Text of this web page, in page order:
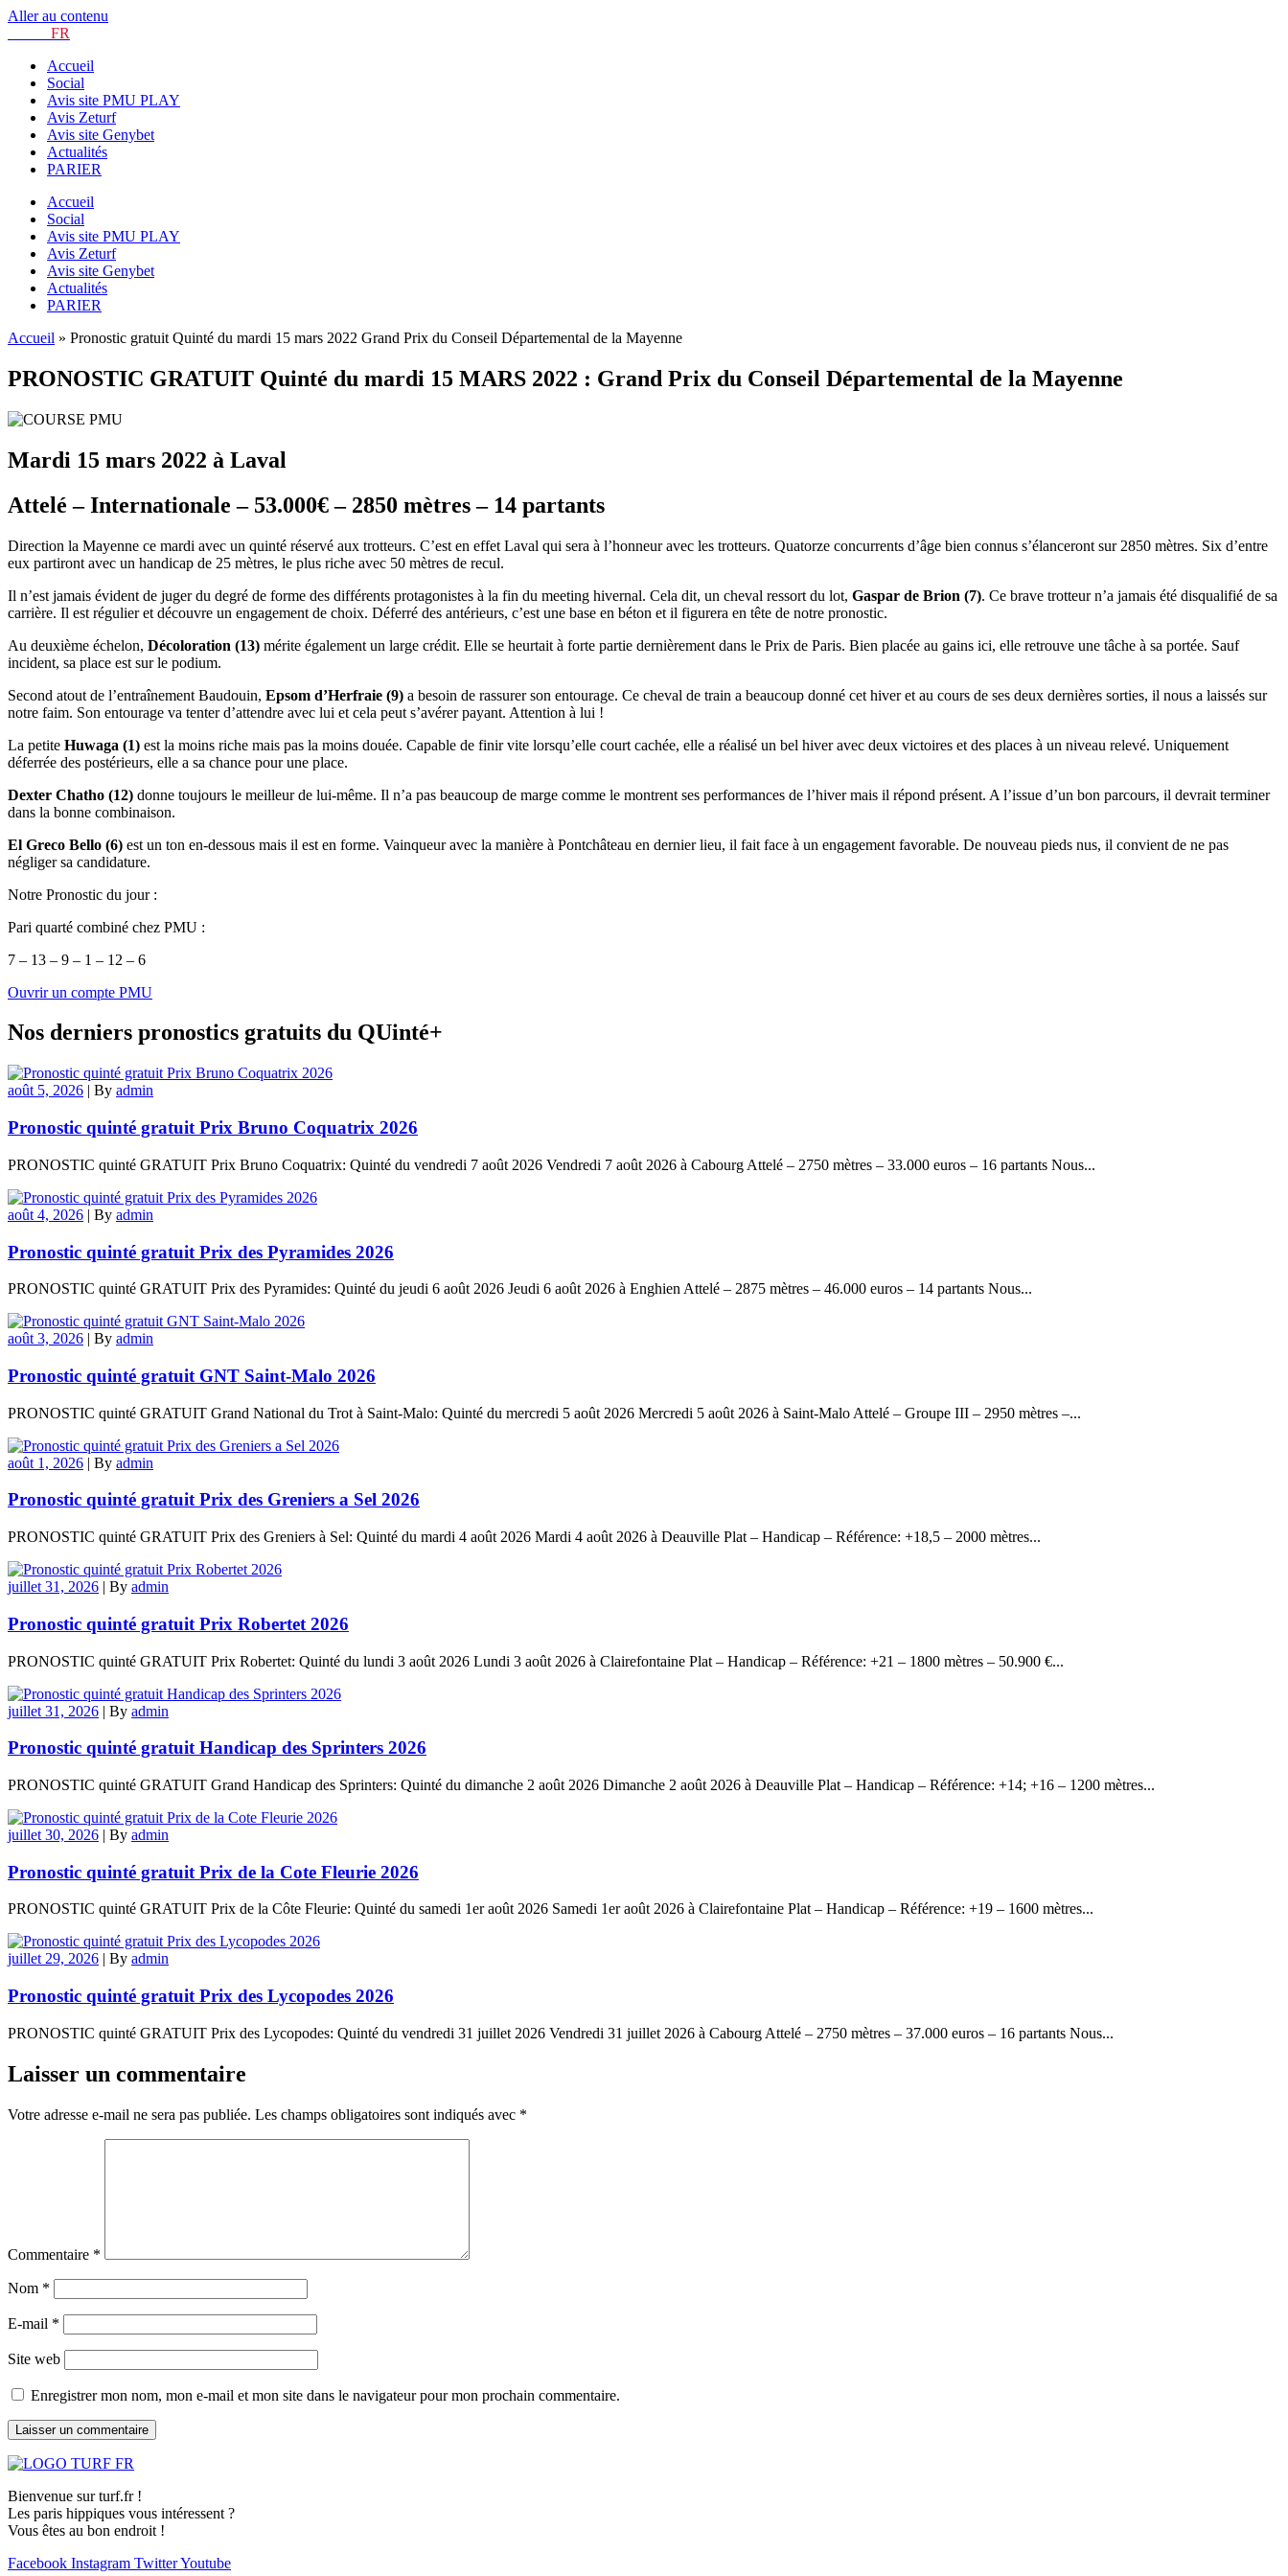
Aller au contenu
FR
Accueil
Social
Avis site PMU PLAY
Avis Zeturf
Avis site Genybet
Actualités
PARIER
Accueil
Social
Avis site PMU PLAY
Avis Zeturf
Avis site Genybet
Actualités
PARIER
Accueil » Pronostic gratuit Quinté du mardi 15 mars 2022 Grand Prix du Conseil Départemental de la Mayenne
PRONOSTIC GRATUIT Quinté du mardi 15 MARS 2022 : Grand Prix du Conseil Départemental de la Mayenne
Mardi 15 mars 2022 à Laval
Attelé – Internationale – 53.000€ – 2850 mètres – 14 partants
Direction la Mayenne ce mardi avec un quinté réservé aux trotteurs. C’est en effet Laval qui sera à l’honneur avec les trotteurs. Quatorze concurrents d’âge bien connus s’élanceront sur 2850 mètres. Six d’entre
eux partiront avec un handicap de 25 mètres, le plus riche avec 50 mètres de recul.
Il n’est jamais évident de juger du degré de forme des différents protagonistes à la fin du meeting hivernal. Cela dit, un cheval ressort du lot, Gaspar de Brion (7). Ce brave trotteur n’a jamais été disqualifié de sa
carrière. Il est régulier et découvre un engagement de choix. Déferré des antérieurs, c’est une base en béton et il figurera en tête de notre pronostic.
Au deuxième échelon, Décoloration (13) mérite également un large crédit. Elle se heurtait à forte partie dernièrement dans le Prix de Paris. Bien placée au gains ici, elle retrouve une tâche à sa portée. Sauf
incident, sa place est sur le podium.
Second atout de l’entraînement Baudouin, Epsom d’Herfraie (9) a besoin de rassurer son entourage. Ce cheval de train a beaucoup donné cet hiver et au cours de ses deux dernières sorties, il nous a laissés sur
notre faim. Son entourage va tenter d’attendre avec lui et cela peut s’avérer payant. Attention à lui !
La petite Huwaga (1) est la moins riche mais pas la moins douée. Capable de finir vite lorsqu’elle court cachée, elle a réalisé un bel hiver avec deux victoires et des places à un niveau relevé. Uniquement
déferrée des postérieurs, elle a sa chance pour une place.
Dexter Chatho (12) donne toujours le meilleur de lui-même. Il n’a pas beaucoup de marge comme le montrent ses performances de l’hiver mais il répond présent. A l’issue d’un bon parcours, il devrait terminer
dans la bonne combinaison.
El Greco Bello (6) est un ton en-dessous mais il est en forme. Vainqueur avec la manière à Pontchâteau en dernier lieu, il fait face à un engagement favorable. De nouveau pieds nus, il convient de ne pas
négliger sa candidature.
Notre Pronostic du jour :
Pari quarté combiné chez PMU :
7 – 13 – 9 – 1 – 12 – 6
Ouvrir un compte PMU
Nos derniers pronostics gratuits du QUinté+
août 5, 2026 | By admin
Pronostic quinté gratuit Prix Bruno Coquatrix 2026
PRONOSTIC quinté GRATUIT Prix Bruno Coquatrix: Quinté du vendredi 7 août 2026 Vendredi 7 août 2026 à Cabourg Attelé – 2750 mètres – 33.000 euros – 16 partants Nous...
août 4, 2026 | By admin
Pronostic quinté gratuit Prix des Pyramides 2026
PRONOSTIC quinté GRATUIT Prix des Pyramides: Quinté du jeudi 6 août 2026 Jeudi 6 août 2026 à Enghien Attelé – 2875 mètres – 46.000 euros – 14 partants Nous...
août 3, 2026 | By admin
Pronostic quinté gratuit GNT Saint-Malo 2026
PRONOSTIC quinté GRATUIT Grand National du Trot à Saint-Malo: Quinté du mercredi 5 août 2026 Mercredi 5 août 2026 à Saint-Malo Attelé – Groupe III – 2950 mètres –...
août 1, 2026 | By admin
Pronostic quinté gratuit Prix des Greniers a Sel 2026
PRONOSTIC quinté GRATUIT Prix des Greniers à Sel: Quinté du mardi 4 août 2026 Mardi 4 août 2026 à Deauville Plat – Handicap – Référence: +18,5 – 2000 mètres...
juillet 31, 2026 | By admin
Pronostic quinté gratuit Prix Robertet 2026
PRONOSTIC quinté GRATUIT Prix Robertet: Quinté du lundi 3 août 2026 Lundi 3 août 2026 à Clairefontaine Plat – Handicap – Référence: +21 – 1800 mètres – 50.900 €...
juillet 31, 2026 | By admin
Pronostic quinté gratuit Handicap des Sprinters 2026
PRONOSTIC quinté GRATUIT Grand Handicap des Sprinters: Quinté du dimanche 2 août 2026 Dimanche 2 août 2026 à Deauville Plat – Handicap – Référence: +14; +16 – 1200 mètres...
juillet 30, 2026 | By admin
Pronostic quinté gratuit Prix de la Cote Fleurie 2026
PRONOSTIC quinté GRATUIT Prix de la Côte Fleurie: Quinté du samedi 1er août 2026 Samedi 1er août 2026 à Clairefontaine Plat – Handicap – Référence: +19 – 1600 mètres...
juillet 29, 2026 | By admin
Pronostic quinté gratuit Prix des Lycopodes 2026
PRONOSTIC quinté GRATUIT Prix des Lycopodes: Quinté du vendredi 31 juillet 2026 Vendredi 31 juillet 2026 à Cabourg Attelé – 2750 mètres – 37.000 euros – 16 partants Nous...
Laisser un commentaire
Votre adresse e-mail ne sera pas publiée. Les champs obligatoires sont indiqués avec *
Commentaire *
Nom *
E-mail *
Site web
Enregistrer mon nom, mon e-mail et mon site dans le navigateur pour mon prochain commentaire.
Bienvenue sur turf.fr !
Les paris hippiques vous intéressent ?
Vous êtes au bon endroit !
Facebook Instagram TwitterYoutube